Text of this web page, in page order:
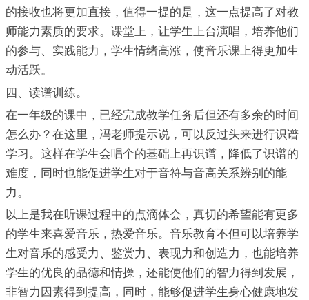
的接收也将更加直接，值得一提的是，这一点提高了对教
师能力素质的要求。课堂上，让学生上台演唱，培养他们
的参与、实践能力，学生情绪高涨，使音乐课上得更加生
动活跃。
四、读谱训练。
在一年级的课中，已经完成教学任务后但还有多余的时间
怎么办？在这里，冯老师提示说，可以反过头来进行识谱
学习。这样在学生会唱个的基础上再识谱，降低了识谱的
难度，同时也能促进学生对于音符与音高关系辨别的能
力。
以上是我在听课过程中的点滴体会，真切的希望能有更多
的学生来喜爱音乐，热爱音乐。音乐教育不但可以培养学
生对音乐的感受力、鉴赏力、表现力和创造力，也能培养
学生的优良的品德和情操，还能使他们的智力得到发展，
非智力因素得到提高，同时，能够促进学生身心健康地发